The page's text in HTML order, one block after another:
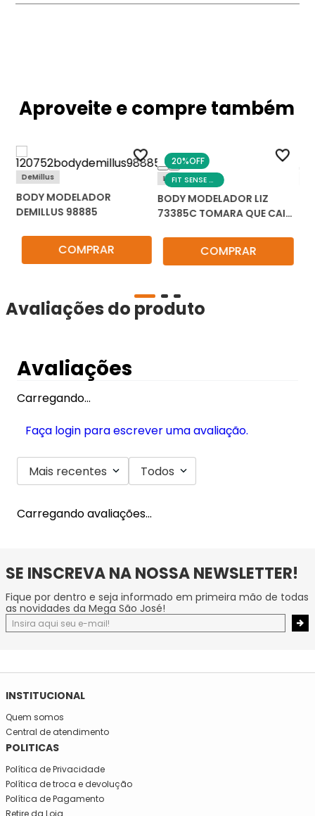
Aproveite e compre também
DeMillus
BODY MODELADOR
DEMILLUS 98885
COMPRAR
20%OFF
FIT SENSE DAY
Liz
BODY MODELADOR LIZ
73385C TOMARA QUE CAIA
COMPRAR
Avaliações do produto
Avaliações
Carregando…
Faça login para escrever uma avaliação.
Mais recentes Todos
Carregando avaliações…
SE INSCREVA NA NOSSA NEWSLETTER!
Fique por dentro e seja informado em primeira mão de todas
as novidades da Mega São José!
INSTITUCIONAL
Quem somos
Central de atendimento
POLITICAS
Política de Privacidade
Política de troca e devolução
Política de Pagamento